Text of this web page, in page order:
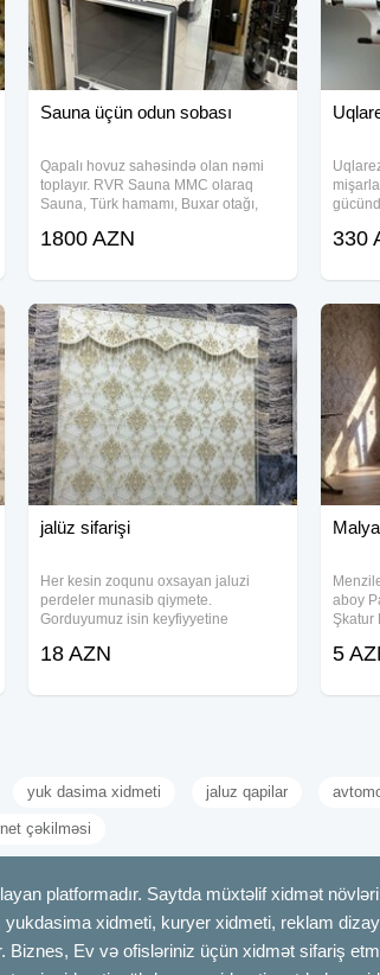
Sauna üçün odun sobası
Qapalı hovuz sahəsində olan nəmi
toplayır. RVR Sauna MMC olaraq
Sauna, Türk hamamı, Buxar otağı,
Şok duşu sistemlərinin satışı,
üzrə
1800 AZN
kəsə
330
jalüz sifarişi
Her kesin zoqunu oxsayan jaluzi
perdeler munasib qiymete.
Gorduyumuz isin keyfiyyetine
qebul olunur.
18 AZN
aboy
Şkatur
5
yuk dasima xidmeti jaluz qapilar
çəkilməsi
platformadır. Saytda müxtəlif xidmət
xidmeti, kuryer xidmeti, reklam
Ev və ofisləriniz üçün xidmət sifariş